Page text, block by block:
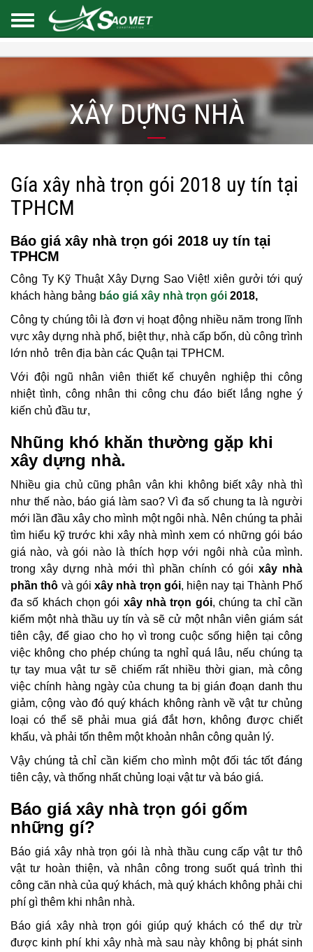
XÂY DỰNG NHÀ
Gía xây nhà trọn gói 2018 uy tín tại
TPHCM
Báo giá xây nhà trọn gói 2018 uy tín tại
TPHCM
Công Ty Kỹ Thuật Xây Dựng Sao Việt! xiên gưởi tới quý
khách hàng bảng báo giá xây nhà trọn gói 2018,
Công ty chúng tôi là đơn vị hoạt động nhiều năm trong lĩnh
vực xây dựng nhà phố, biệt thự, nhà cấp bốn, dù công trình
lớn nhỏ trên địa bàn các Quận tại TPHCM.
Với đội ngũ nhân viên thiết kế chuyên nghiệp thi công
nhiệt tình, công nhân thi công chu đáo biết lắng nghe ý
kiến chủ đầu tư,
Nhũng khó khăn thường gặp khi
xây dựng nhà.
Nhiều gia chủ cũng phân vân khi không biết xây nhà thì
như thế nào, báo giá làm sao? Vì đa số chung ta là người
mới lần đầu xây cho mình một ngôi nhà. Nên chúng ta phải
tìm hiểu kỹ trước khi xây nhà mình xem có những gói báo
giá nào, và gói nào là thích hợp với ngôi nhà của mình.
trong xây dựng nhà mới thì phần chính có gói xây nhà
phần thô và gói xây nhà trọn gói, hiện nay tại Thành Phố
đa số khách chọn gói xây nhà trọn gói, chúng ta chỉ cần
kiếm một nhà thầu uy tín và sẽ cử một nhân viên giám sát
tiên cậy, để giao cho họ vì trong cuộc sống hiện tại công
việc không cho phép chúng ta nghỉ quá lâu, nếu chúng tạ
tự tay mua vật tư sẽ chiếm rất nhiều thời gian, mà công
việc chính hàng ngày của chung ta bị gián đoạn danh thu
giảm, cộng vào đó quý khách không rành về vật tư chủng
loại có thể sẽ phải mua giá đắt hơn, không được chiết
khấu, và phải tốn thêm một khoản nhân công quản lý.
Vậy chúng tả chỉ cần kiếm cho mình một đối tác tốt đáng
tiên cậy, và thống nhất chủng loại vật tư và báo giá.
Báo giá xây nhà trọn gói gốm
những gí?
Báo giá xây nhà trọn gói là nhà thầu cung cấp vật tư thô
vật tư hoàn thiện, và nhân công trong suốt quá trình thi
công căn nhà của quý khách, mà quý khách không phải chi
phí gì thêm khi nhân nhà.
Báo giá xây nhà trọn gói giúp quý khách có thể dự trừ
được kinh phí khi xây nhà mà sau này không bị phát sinh